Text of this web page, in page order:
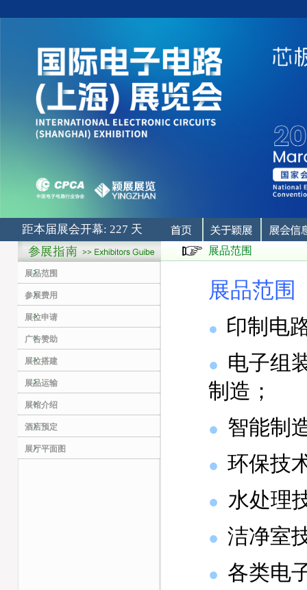
距本届展会开幕: 227 天
展品范围
参展费用
展位申请
广告赞助
展位搭建
展品运输
展馆介绍
酒店预定
展厅平面图
展品范围
展品范围
● 印制电
●
电子组
制造；
● 智能制
● 环保技
● 水处理
● 洁净室
● 各类电